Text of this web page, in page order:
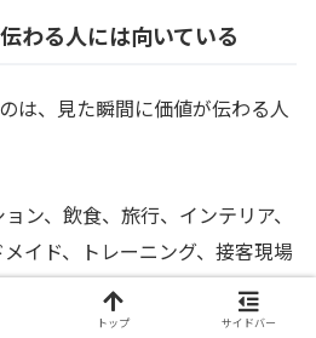
わる人には向いている
は、見た瞬間に価値が伝わる人
ン、飲食、旅行、インテリア、
イド、トレーニング、接客現場
より映像や画像のほうが強く伝
トップ サイドバー